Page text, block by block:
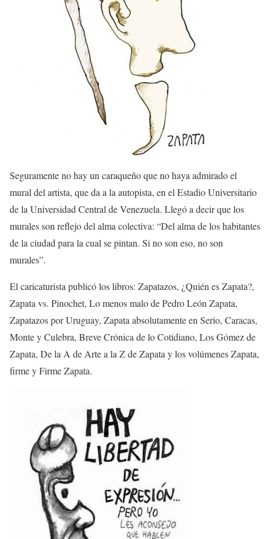
Seguramente no hay un caraqueño que no haya admirado el
mural del artista, que da a la autopista, en el Estadio Universitario
de la Universidad Central de Venezuela. Llegó a decir que los
murales son reflejo del alma colectiva: “Del alma de los habitantes
de la ciudad para la cual se pintan. Si no son eso, no son
murales”.
El caricaturista publicó los libros: Zapatazos, ¿Quién es Zapata?,
Zapata vs. Pinochet, Lo menos malo de Pedro León Zapata,
Zapatazos por Uruguay, Zapata absolutamente en Serio, Caracas,
Monte y Culebra, Breve Crónica de lo Cotidiano, Los Gómez de
Zapata, De la A de Arte a la Z de Zapata y los volúmenes Zapata,
firme y Firme Zapata.